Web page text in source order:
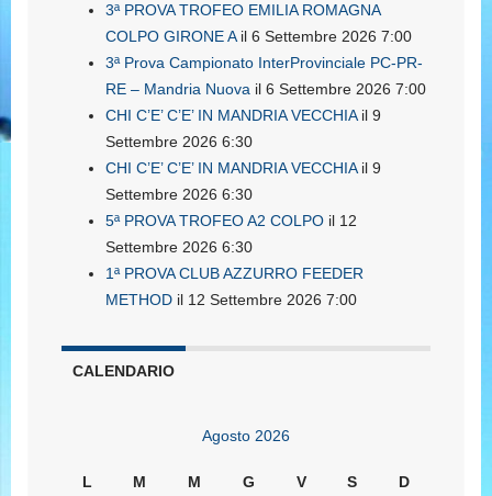
3ª PROVA TROFEO EMILIA ROMAGNA
COLPO GIRONE Ail 6 Settembre 2026 7:00
3ª Prova Campionato InterProvinciale PC-PR-
RE – Mandria Nuova il 6 Settembre 2026 7:00
CHI C’E’ C’E’ IN MANDRIA VECCHIAil 9
Settembre 2026 6:30
CHI C’E’ C’E’ IN MANDRIA VECCHIAil 9
Settembre 2026 6:30
5ª PROVA TROFEO A2 COLPO il 12
Settembre 2026 6:30
1ª PROVA CLUB AZZURRO FEEDER
METHOD il 12 Settembre 2026 7:00
CALENDARIO
Agosto 2026
L M M G V S D